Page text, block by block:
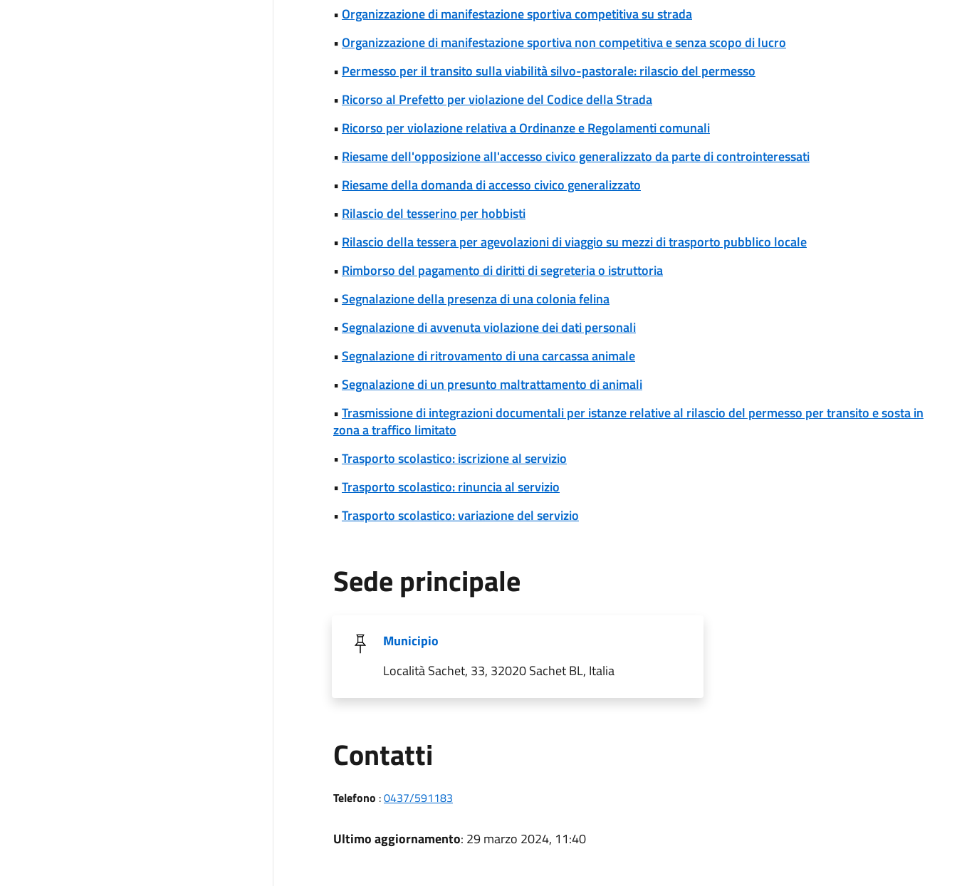
•Organizzazione di manifestazione sportiva competitiva su strada
•Organizzazione di manifestazione sportiva non competitiva e senza scopo di lucro
• Permesso per il transito sulla viabilità silvo-pastorale: rilascio del permesso
• Ricorso al Prefetto per violazione del Codice della Strada
• Ricorso per violazione relativa a Ordinanze e Regolamenti comunali
• Riesame dell'opposizione all'accesso civico generalizzato da parte di controinteressati
• Riesame della domanda di accesso civico generalizzato
• Rilascio del tesserino per hobbisti
• Rilascio della tessera per agevolazioni di viaggio su mezzi di trasporto pubblico locale
• Rimborso del pagamento di diritti di segreteria o istruttoria
•Segnalazione della presenza di una colonia felina
•Segnalazione di avvenuta violazione dei dati personali
•Segnalazione di ritrovamento di una carcassa animale
•Segnalazione di un presunto maltrattamento di animali
•Trasmissione di integrazioni documentali per istanze relative al rilascio del permesso per transito e sosta in
zona a traffico limitato
•Trasporto scolastico: iscrizione al servizio
•Trasporto scolastico: rinuncia al servizio
•Trasporto scolastico: variazione del servizio
Sede principale
Municipio
Località Sachet, 33, 32020 Sachet BL, Italia
Contatti
Telefono :0437/591183
Ultimo aggiornamento: 29 marzo 2024, 11:40